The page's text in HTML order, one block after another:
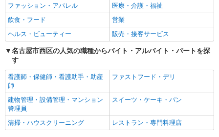
時給1500円〜2125円 ＜日払い有/週払い有/交
通費全支給(ガソリン代含む)＞
名古屋市西区内
キープ 詳細を見る
派遣社員
株式会社kotrio /●NG-H-2029676
時退勤OKで安心
ン代含む)/日払い可/週払い可＞
名古屋市西区
ファッション・アパレル
医療・介護・福祉
飲食・フード
営業
ヘルス・ビューティー
販売・接客サービス
名古屋市西区の人気の職種からバイト・アルバイト・パートを探
す
看護師・保健師・看護助手・助産
師
ファストフード・デリ
建物管理・設備管理・マンション
管理員
スイーツ・ケーキ・パン
清掃・ハウスクリーニング レストラン・専門料理店